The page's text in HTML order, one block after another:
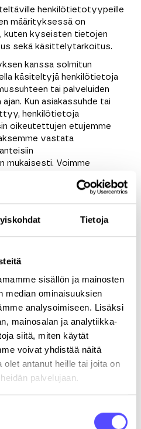
Tietoja
sisällön ja mainosten
median ominaisuuksien
analysoimiseen. Lisäksi
mainosalan ja analytiikka-
siitä, miten käytät
voivat yhdistää näitä
olet antanut heille tai joita on
palvelujaan.
henkilötietotyypeille
määrityksessä on
kuten kyseisten tietojen
sekä käsittelytarkoitus.
kanssa solmitun
käsiteltyjä henkilötietoja
tai palveluiden
Kun asiakassuhde tai
henkilötietoja
oikeutettujen etujemme
vastata
mukaisesti. Voimme
käsiteltyjä henkilötietoja
tällaisesta käsittelystä on
lakisääteisten
niitä säilytetään lain
esimerkiksi
lainsäädännössä.
käsiteltävien henkilötietojen
mukaan.